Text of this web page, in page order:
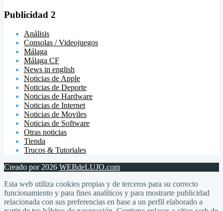
Publicidad 2
Análisis
Consolas / Videojuegos
Málaga
Málaga CF
News in english
Noticias de Apple
Noticias de Deporte
Noticias de Hardware
Noticias de Internet
Noticias de Moviles
Noticias de Software
Otras noticias
Tienda
Trucos & Tutoriales
Creado por 2026 WEBdeLUJO.com
Esta web utiliza cookies propias y de terceros para su correcto
funcionamiento y para fines analíticos y para mostrarte publicidad
relacionada con sus preferencias en base a un perfil elaborado a